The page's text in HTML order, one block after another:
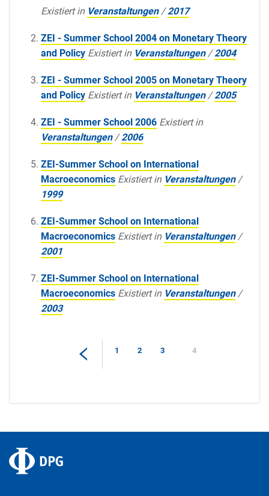
Existiert in Veranstaltungen /2017
ZEI - Summer School 2004 on Monetary Theory
and Policy Existiert in Veranstaltungen /2004
ZEI - Summer School 2005 on Monetary Theory
and Policy Existiert in Veranstaltungen /2005
ZEI - Summer School 2006 Existiert in
Veranstaltungen /2006
ZEI-Summer School on International
Macroeconomics Existiert in Veranstaltungen /
1999
ZEI-Summer School on International
Macroeconomics Existiert in Veranstaltungen /
2001
ZEI-Summer School on International
Macroeconomics Existiert in Veranstaltungen /
2003
1 2 3 4